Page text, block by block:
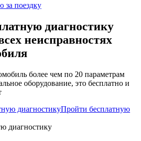
за поездку
диагностику
неисправностях
более чем по 20 параметрам
оборудование, это бесплатно и
диагностикуПройти бесплатную